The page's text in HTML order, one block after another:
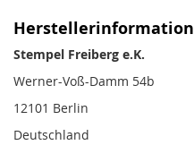
Herstellerinformation
Stempel Freiberg e.K.
Werner-Voß-Damm 54b
12101 Berlin
Deutschland